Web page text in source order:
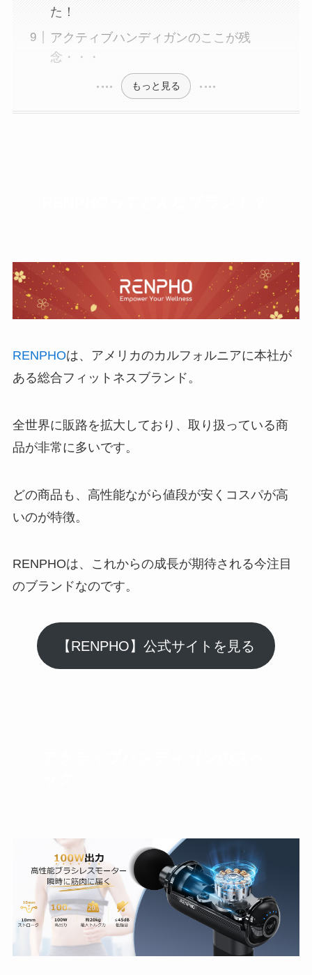
た！
アクティブハンディガンのここが残
念・・・
もっと見る
RENPHOは、アメリカのカルフォルニアに本社が
ある総合フィットネスブランド。
全世界に販路を拡大しており、取り扱っている商
品が非常に多いです。
どの商品も、高性能ながら値段が安くコスパが高
いのが特徴。
RENPHOは、これからの成長が期待される今注目
のブランドなのです。
【RENPHO】公式サイトを見る